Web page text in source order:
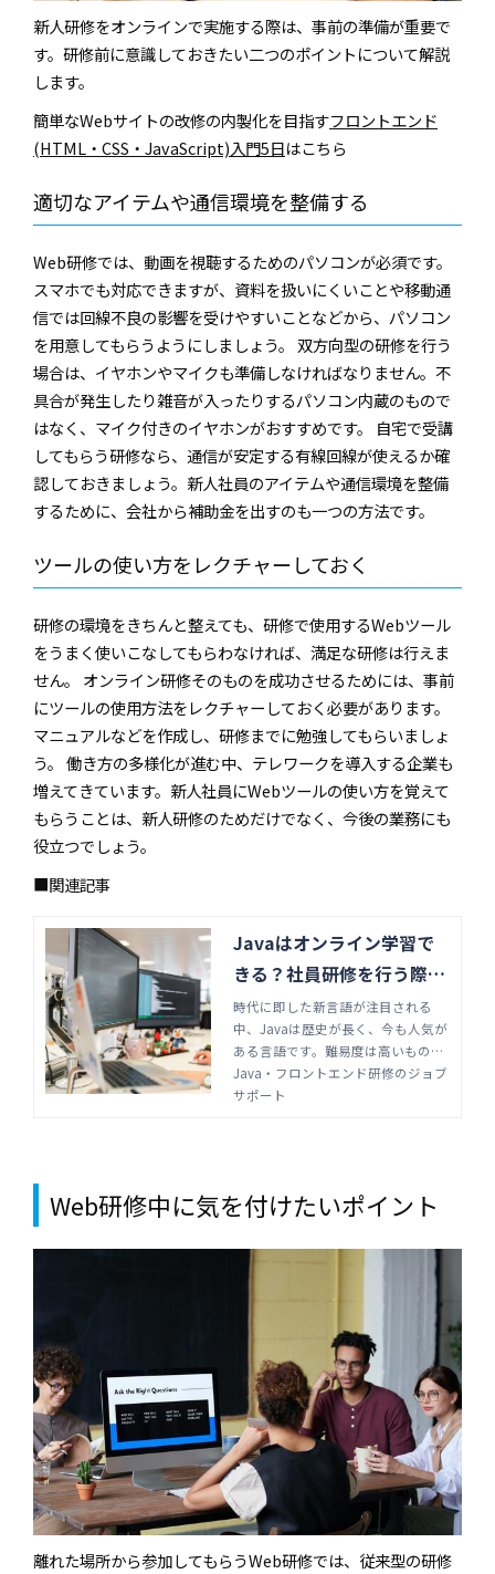
新人研修をオンラインで実施する際は、事前の準備が重要で
す。研修前に意識しておきたい二つのポイントについて解説
します。
簡単なWebサイトの改修の内製化を目指すフロントエンド
(HTML・CSS・JavaScript)入門5日はこちら
適切なアイテムや通信環境を整備する
Web研修では、動画を視聴するためのパソコンが必須です。
スマホでも対応できますが、資料を扱いにくいことや移動通
信では回線不良の影響を受けやすいことなどから、パソコン
を用意してもらうようにしましょう。 双方向型の研修を行う
場合は、イヤホンやマイクも準備しなければなりません。不
具合が発生したり雑音が入ったりするパソコン内蔵のもので
はなく、マイク付きのイヤホンがおすすめです。 自宅で受講
してもらう研修なら、通信が安定する有線回線が使えるか確
認しておきましょう。新人社員のアイテムや通信環境を整備
するために、会社から補助金を出すのも一つの方法です。
ツールの使い方をレクチャーしておく
研修の環境をきちんと整えても、研修で使用するWebツール
をうまく使いこなしてもらわなければ、満足な研修は行えま
せん。 オンライン研修そのものを成功させるためには、事前
にツールの使用方法をレクチャーしておく必要があります。
マニュアルなどを作成し、研修までに勉強してもらいましょ
う。 働き方の多様化が進む中、テレワークを導入する企業も
増えてきています。新人社員にWebツールの使い方を覚えて
もらうことは、新人研修のためだけでなく、今後の業務にも
役立つでしょう。
■関連記事
Javaはオンライン学習で
きる？社員研修を行う際の
注意点は | Java・フロント
エンド研修のジョブサポー
ト
時代に即した新言語が注目される
中、Javaは歴史が長く、今も人気が
ある言語です。難易度は高いもの
の、システムの基幹にしている企業
が多く、将来的にも需要が見込まれ
Java・フロントエンド研修のジョブ
サポート
Web研修中に気を付けたいポイント
離れた場所から参加してもらうWeb研修では、従来型の研修